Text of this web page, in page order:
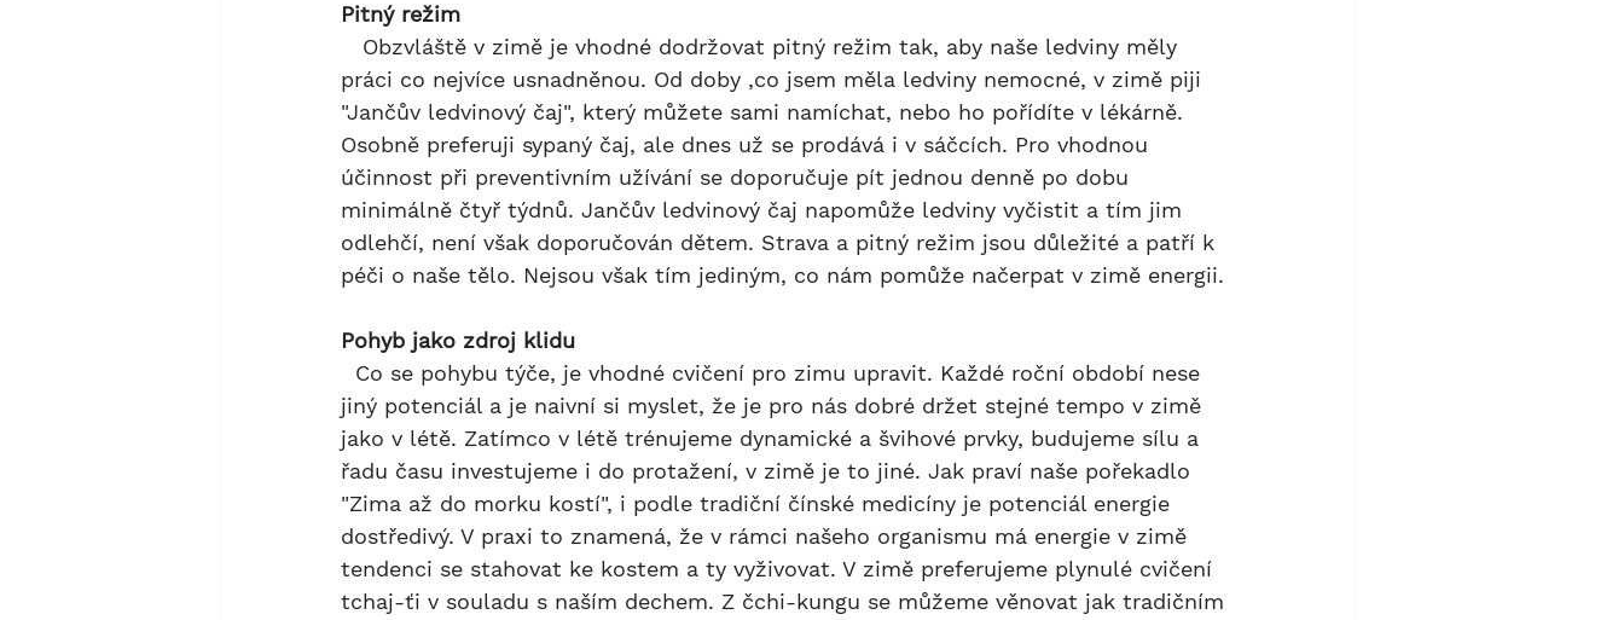
Pitný režim
práci co nejvíce usnadněnou. Od doby ,co jsem měla ledviny nemocné, v zimě piji
"Jančův ledvinový čaj", který můžete sami namíchat, nebo ho pořídíte v lékárně.
Osobně preferuji sypaný čaj, ale dnes už se prodává i v sáčcích. Pro vhodnou
účinnost při preventivním užívání se doporučuje pít jednou denně po dobu
minimálně čtyř týdnů. Jančův ledvinový čaj napomůže ledviny vyčistit a tím jim
odlehčí, není však doporučován dětem. Strava a pitný režim jsou důležité a patří k
péči o naše tělo. Nejsou však tím jediným, co nám pomůže načerpat v zimě energii.
Pohyb jako zdroj klidu
jiný potenciál a je naivní si myslet, že je pro nás dobré držet stejné tempo v zimě
jako v létě. Zatímco v létě trénujeme dynamické a švihové prvky, budujeme sílu a
řadu času investujeme i do protažení, v zimě je to jiné. Jak praví naše pořekadlo
"Zima až do morku kostí", i podle tradiční čínské medicíny je potenciál energie
dostředivý. V praxi to znamená, že v rámci našeho organismu má energie v zimě
tendenci se stahovat ke kostem a ty vyživovat. V zimě preferujeme plynulé cvičení
tchaj-ťi v souladu s naším dechem. Z čchi-kungu se můžeme věnovat jak tradičním